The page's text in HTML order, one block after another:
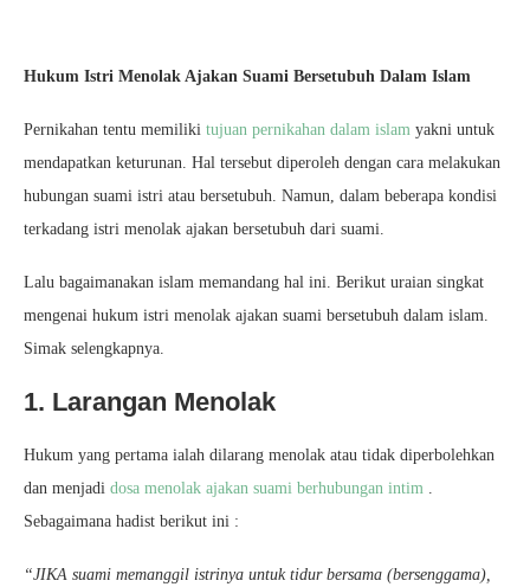
Hukum Istri Menolak Ajakan Suami Bersetubuh Dalam Islam
Pernikahan tentu memiliki tujuan pernikahan dalam islam yakni untuk
mendapatkan keturunan. Hal tersebut diperoleh dengan cara melakukan
hubungan suami istri atau bersetubuh. Namun, dalam beberapa kondisi
terkadang istri menolak ajakan bersetubuh dari suami.
Lalu bagaimanakan islam memandang hal ini. Berikut uraian singkat
mengenai hukum istri menolak ajakan suami bersetubuh dalam islam.
Simak selengkapnya.
1. Larangan Menolak
Hukum yang pertama ialah dilarang menolak atau tidak diperbolehkan
dan menjadi dosa menolak ajakan suami berhubungan intim .
Sebagaimana hadist berikut ini :
“JIKA suami memanggil istrinya untuk tidur bersama (bersenggama),